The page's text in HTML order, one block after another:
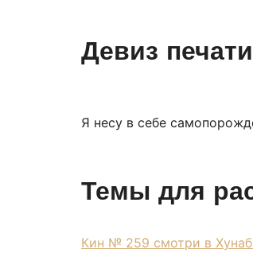
Девиз
Я несу в себе
Темы для
Кин № 259 смотри в